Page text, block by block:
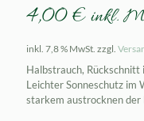
4,00€ inkl.
inkl. 7,8 % MwSt. zzgl.
Halbstrauch, Rückschnitt
Leichter Sonneschutz im
starkem austrocknen